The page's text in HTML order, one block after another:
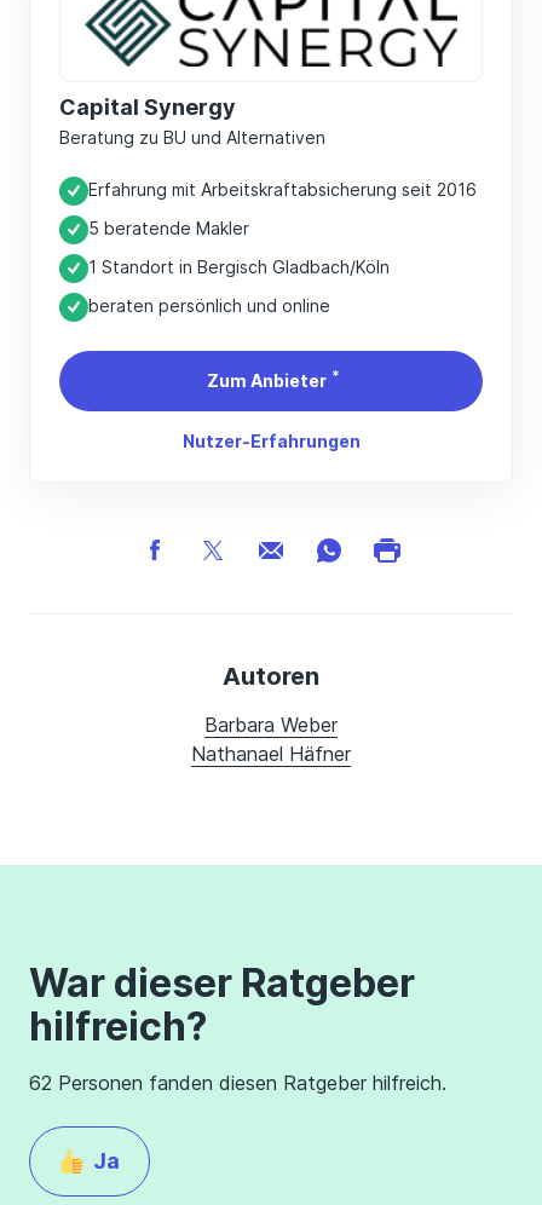
Capital Synergy
Beratung zu BU und Alternativen
Erfahrung mit Arbeitskraftabsicherung seit 2016
5 beratende Makler
1 Standort in Bergisch Gladbach/Köln
beraten persönlich und online
Zum Anbieter *
Nutzer-Erfahrungen
Autoren
Barbara Weber
Nathanael Häfner
War dieser Ratgeber
hilfreich?
62 Personen fanden diesen Ratgeber hilfreich.
Ja